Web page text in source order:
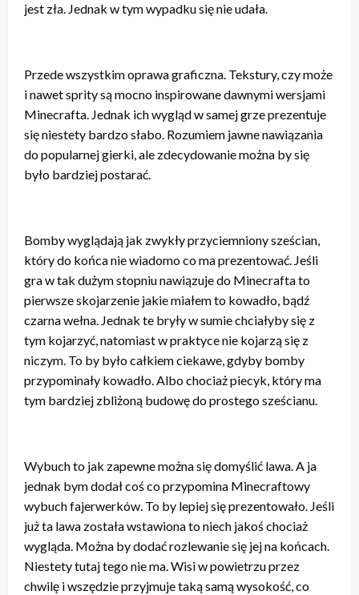
jest zła. Jednak w tym wypadku się nie udała.
Przede wszystkim oprawa graficzna. Tekstury, czy może
i nawet sprity są mocno inspirowane dawnymi wersjami
Minecrafta. Jednak ich wygląd w samej grze prezentuje
się niestety bardzo słabo. Rozumiem jawne nawiązania
do popularnej gierki, ale zdecydowanie można by się
było bardziej postarać.
Bomby wyglądają jak zwykły przyciemniony sześcian,
który do końca nie wiadomo co ma prezentować. Jeśli
gra w tak dużym stopniu nawiązuje do Minecrafta to
pierwsze skojarzenie jakie miałem to kowadło, bądź
czarna wełna. Jednak te bryły w sumie chciałyby się z
tym kojarzyć, natomiast w praktyce nie kojarzą się z
niczym. To by było całkiem ciekawe, gdyby bomby
przypominały kowadło. Albo chociaż piecyk, który ma
tym bardziej zbliżoną budowę do prostego sześcianu.
Wybuch to jak zapewne można się domyślić lawa. A ja
jednak bym dodał coś co przypomina Minecraftowy
wybuch fajerwerków. To by lepiej się prezentowało. Jeśli
już ta lawa została wstawiona to niech jakoś chociaż
wygląda. Można by dodać rozlewanie się jej na końcach.
Niestety tutaj tego nie ma. Wisi w powietrzu przez
chwilę i wszędzie przyjmuje taką samą wysokość, co